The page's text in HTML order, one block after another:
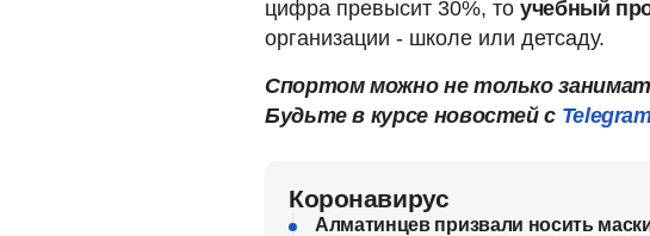
цифра превысит 30%, то учебный
организации - школе или детсаду.
Спортом можно не только
Будьте в курсе новостей с
Коронавирус
Алматинцев призвали носить